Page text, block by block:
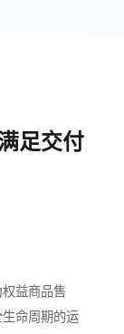
足交付
益商品售
命周期的运